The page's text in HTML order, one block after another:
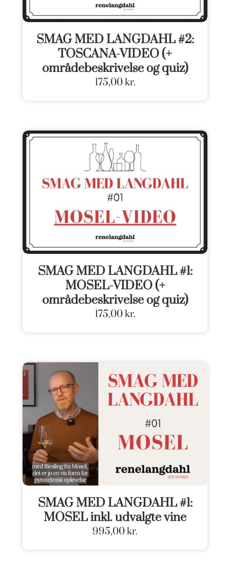
SMAG MED LANGDAHL #2:
TOSCANA-VIDEO (+
områdebeskrivelse og quiz)
175,00kr.
SMAG MED LANGDAHL #1:
MOSEL-VIDEO (+
områdebeskrivelse og quiz)
175,00kr.
SMAG MED LANGDAHL #1:
MOSEL inkl. udvalgte vine
995,00kr.